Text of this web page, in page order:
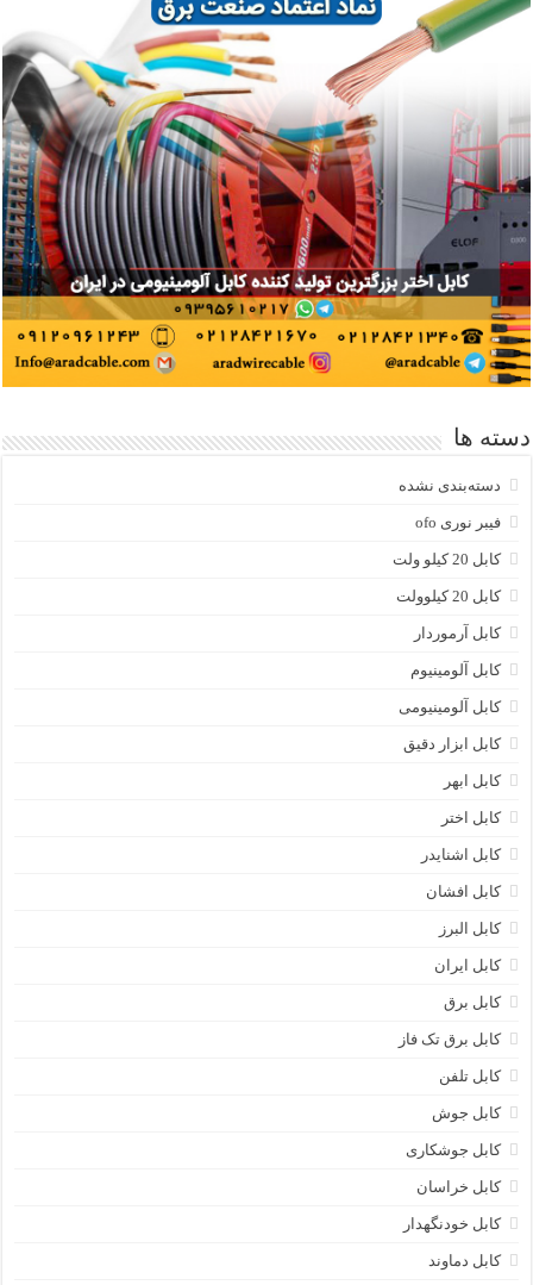
دسته ها
دسته‌بندی نشده
فیبر نوری ofo
کابل 20 کیلو ولت
کابل 20 کیلوولت
کابل آرموردار
کابل آلومینیوم
کابل آلومینیومی
کابل ابزار دقیق
کابل ابهر
کابل اختر
کابل اشنایدر
کابل افشان
کابل البرز
کابل ایران
کابل برق
کابل برق تک فاز
کابل تلفن
کابل جوش
کابل جوشکاری
کابل خراسان
کابل خودنگهدار
کابل دماوند